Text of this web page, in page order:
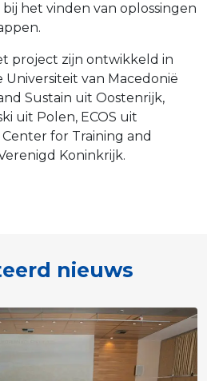
het vinden van oplossingen
project zijn ontwikkeld in
van Macedonië
Sustain uit Oostenrijk,
uit Polen, ECOS uit
for Training and
Koninkrijk.
nieuws